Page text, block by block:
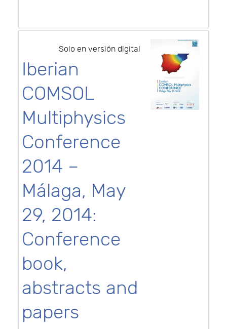
Solo en versión digital
Iberian
COMSOL
Multiphysics
Conference
2014 –
Málaga, May
29, 2014:
Conference
book,
abstracts and
papers